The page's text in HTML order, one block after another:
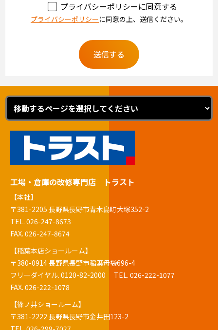
プライバシーポリシーに同意する
プライバシーポリシーに同意の上、送信ください。
工場・倉庫の改修専門店｜トラスト
【本社】
〒381-2205 長野県長野市青木島町大塚352-2
TEL.026-247-8673
FAX. 026-247-8674
【稲葉本店ショールーム】
〒380-0914 長野県長野市稲葉母袋696-4
フリーダイヤル.0120-82-2000 TEL.026-222-1077
FAX. 026-222-1078
【篠ノ井ショールーム】
〒381-2222 長野県長野市金井田123-2